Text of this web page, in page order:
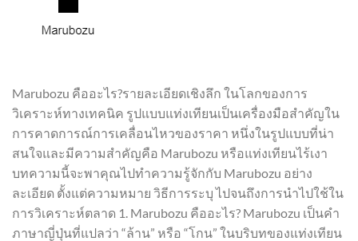
Marubozu คืออะไร?รายละเอียดเชิงลึก ในโลกของการ
วิเคราะห์ทางเทคนิค รูปแบบแท่งเทียนเป็นเครื่องมือสำคัญใน
การคาดการณ์การเคลื่อนไหวของราคา หนึ่งในรูปแบบที่น่า
สนใจและมีความสำคัญคือ Marubozu หรือแท่งเทียนไร้เงา
บทความนี้จะพาคุณไปทำความรู้จักกับ Marubozu อย่าง
ละเอียด ตั้งแต่ความหมาย วิธีการระบุ ไปจนถึงการนำไปใช้ใน
การวิเคราะห์ตลาด 1. Marubozu คืออะไร? Marubozu เป็นคำ
ภาษาญี่ปุ่นที่แปลว่า “ล้าน” หรือ “โกน” ในบริบทของแท่งเทียน